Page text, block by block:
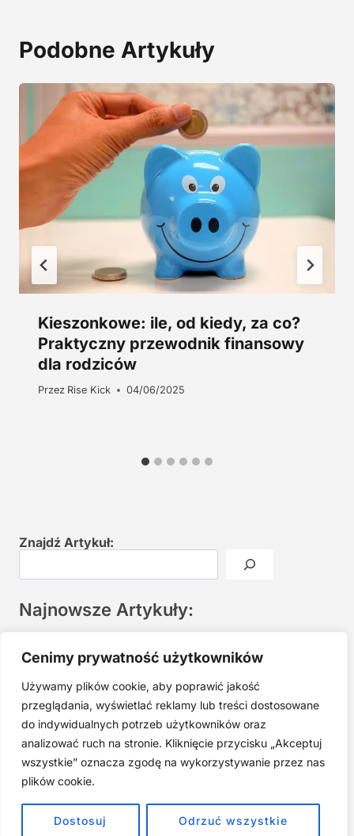
Cenimy prywatność użytkowników
Używamy plików cookie, aby poprawić jakość
przeglądania, wyświetlać reklamy lub treści dostosowane
do indywidualnych potrzeb użytkowników oraz
analizować ruch na stronie. Kliknięcie przycisku „Akceptuj
wszystkie” oznacza zgodę na wykorzystywanie przez nas
plików cookie.
Dostosuj Odrzuć wszystkie
9
0
0
z
ł
.
z
ł
.
Podobne Artykuły
Kieszonkowe: ile, od kiedy, za co?
Praktyczny przewodnik finansowy
dla rodziców
Przez Rise Kick 04/06/2025
Znajdź Artykuł:
Najnowsze Artykuły:
młodość
Najczęstsze błędy w jodze twarzy. Dlaczego mniej znaczy
Zarabiaj na tym, co kochasz: 15 Sprawdzonych Kroków, by
Zamienić Pasję w Dochodowy Biznes
Cyfrowa Szuflada – Kompletny Przewodnik, Który Odmieni
Twój Cyfrowy Porządek
które naprawdę działają